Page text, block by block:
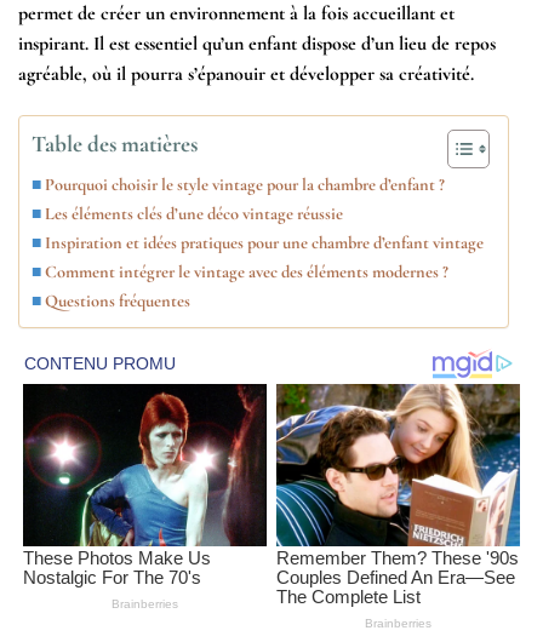
permet de créer un environnement à la fois accueillant et
inspirant. Il est essentiel qu’un enfant dispose d’un lieu de repos
agréable, où il pourra s’épanouir et développer sa créativité.
Table des matières
Pourquoi choisir le style vintage pour la chambre d’enfant ?
Les éléments clés d’une déco vintage réussie
Inspiration et idées pratiques pour une chambre d’enfant vintage
Comment intégrer le vintage avec des éléments modernes ?
Questions fréquentes